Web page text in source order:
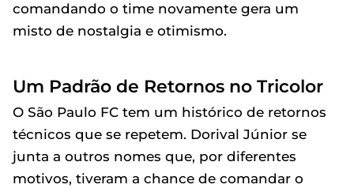
comandando o time novamente gera um
misto de nostalgia e otimismo.
Um Padrão de Retornos no Tricolor
O São Paulo FC tem um histórico de retornos
técnicos que se repetem. Dorival Júnior se
junta a outros nomes que, por diferentes
motivos, tiveram a chance de comandar o